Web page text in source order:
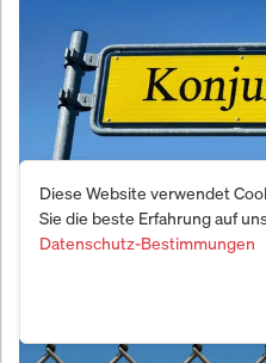
Rezessions-Beben nach
mühsame Kampf gegen
Diese Website verwendet
Sie die beste Erfahrung auf
Datenschutz-Bestimmungen